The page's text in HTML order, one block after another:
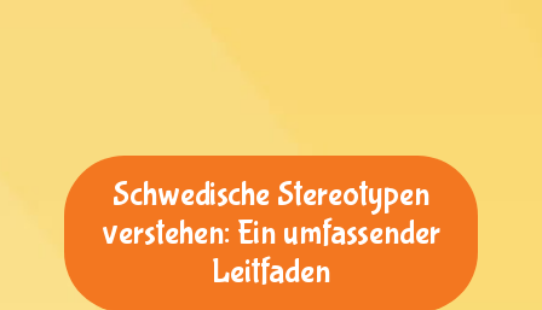
Schwedische Stereotypen
verstehen: Ein umfassender
Leitfaden